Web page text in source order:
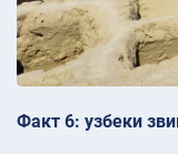
Факт 6: узбеки